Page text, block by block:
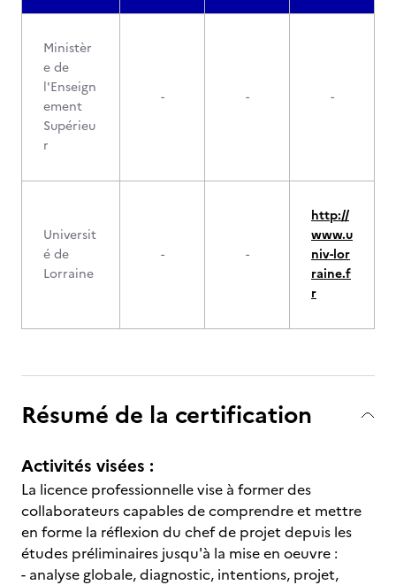
Ministèr
e de
l'Enseign
ement
Supérieu
r
- - -
Universit
é de
Lorraine
- -
http://
www.u
niv-lor
raine.f
r
Résumé de la certification
Activités visées :
La licence professionnelle vise à former des
collaborateurs capables de comprendre et mettre
en forme la réflexion du chef de projet depuis les
études préliminaires jusqu'à la mise en oeuvre :
- analyse globale, diagnostic, intentions, projet,